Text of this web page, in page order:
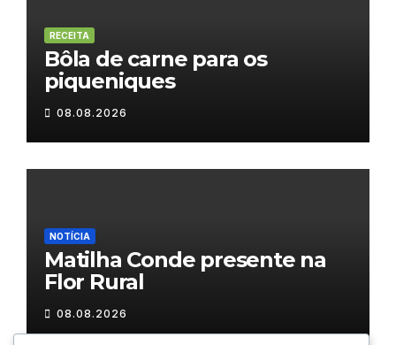
RECEITA
Bôla de carne para os
piqueniques
08.08.2026
NOTÍCIA
Matilha Conde presente na
Flor Rural
08.08.2026